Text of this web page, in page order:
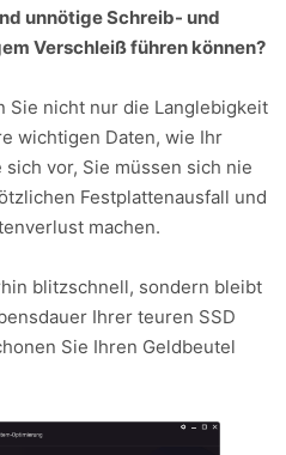
unnötige Schreib- und
Verschleiß führen können?
Sie nicht nur die Langlebigkeit
wichtigen Daten, wie Ihr
vor, Sie müssen sich nie
Festplattenausfall und
machen.
blitzschnell, sondern bleibt
Ihrer teuren SSD
Sie Ihren Geldbeutel